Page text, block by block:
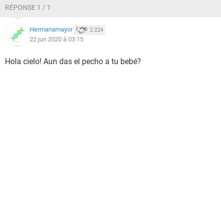
RÉPONSE 1 / 1
Hermanamayor 2.224
22 jun 2020 à 03:15
Hola cielo! Aun das el pecho a tu bebé?